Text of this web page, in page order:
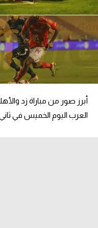
الكرة الأوروبية
الكرة الإفريقية
سعودي في الجول
الدوري الإسباني
أبرز صور من مباراة زد
العرب اليوم الخميس في